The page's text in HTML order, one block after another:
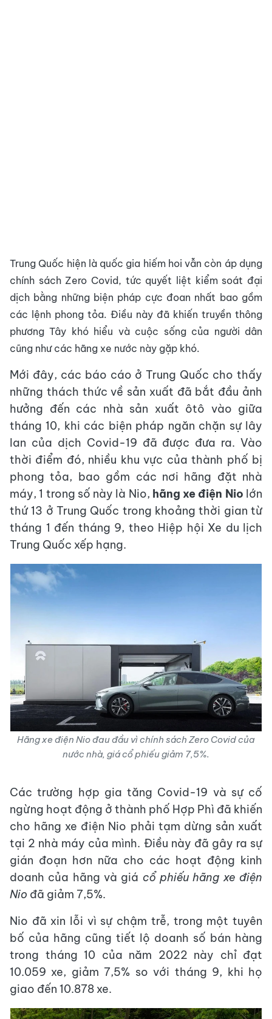
Trung Quốc hiện là quốc gia hiếm hoi vẫn còn áp dụng
chính sách Zero Covid, tức quyết liệt kiểm soát đại
dịch bằng những biện pháp cực đoan nhất bao gồm
các lệnh phong tỏa. Điều này đã khiến truyền thông
phương Tây khó hiểu và cuộc sống của người dân
cũng như các hãng xe nước này gặp khó.
Mới đây, các báo cáo ở Trung Quốc cho thấy
những thách thức về sản xuất đã bắt đầu ảnh
hưởng đến các nhà sản xuất ôtô vào giữa
tháng 10, khi các biện pháp ngăn chặn sự lây
lan của dịch Covid-19 đã được đưa ra. Vào
thời điểm đó, nhiều khu vực của thành phố bị
phong tỏa, bao gồm các nơi hãng đặt nhà
máy, 1 trong số này là Nio, hãng xe điện Nio lớn
thứ 13 ở Trung Quốc trong khoảng thời gian từ
tháng 1 đến tháng 9, theo Hiệp hội Xe du lịch
Trung Quốc xếp hạng.
Hãng xe điện Nio đau đầu vì chính sách Zero Covid của
nước nhà, giá cổ phiếu giảm 7,5%.
Các trường hợp gia tăng Covid-19 và sự cố
ngừng hoạt động ở thành phố Hợp Phì đã khiến
cho hãng xe điện Nio phải tạm dừng sản xuất
tại 2 nhà máy của mình. Điều này đã gây ra sự
gián đoạn hơn nữa cho các hoạt động kinh
doanh của hãng và giá cổ phiếu hãng xe điện
Nio đã giảm 7,5%.
Nio đã xin lỗi vì sự chậm trễ, trong một tuyên
bố của hãng cũng tiết lộ doanh số bán hàng
trong tháng 10 của năm 2022 này chỉ đạt
10.059 xe, giảm 7,5% so với tháng 9, khi họ
giao đến 10.878 xe.